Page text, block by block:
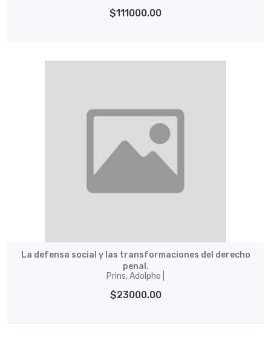
$111000.00
La defensa social y las transformaciones del derecho
penal.
Prins, Adolphe |
$23000.00